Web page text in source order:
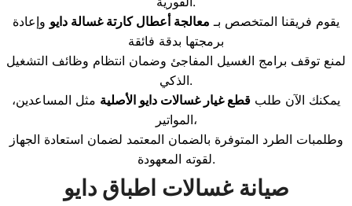
يقوم فريقنا المتخصص بـ معالجة أعطال كارتة غسالة دايو وإعادة
برمجتها بدقة فائقة
لمنع توقف برامج الغسيل المفاجئ وضمان انتظام وظائف التشغيل
الذكي.
يمكنك الآن طلب قطع غيار غسالات دايو الأصلية مثل المساعدين،
المواتير،
وطلمبات الطرد المتوفرة بالضمان المعتمد لضمان استعادة الجهاز
لقوته المعهودة.
صيانة غسالات اطباق دايو